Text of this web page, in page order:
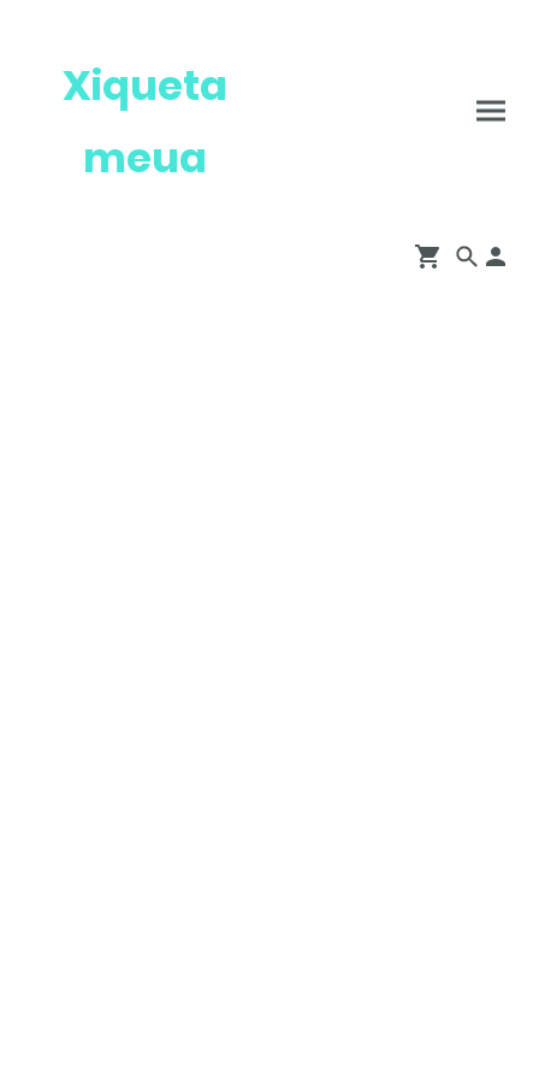
Xiqueta
meua